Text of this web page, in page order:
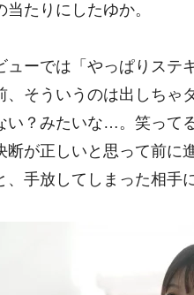
たりにしたゆか。
ーでは「やっぱりステ
、そういうのは出しちゃ
い？みたいな…。笑って
断が正しいと思って前に
手放してしまった相手